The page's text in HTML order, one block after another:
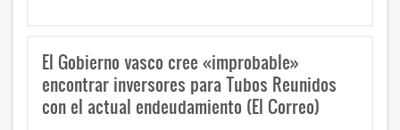
El Gobierno vasco cree «improbable»
encontrar inversores para Tubos Reunidos
con el actual endeudamiento (El Correo)